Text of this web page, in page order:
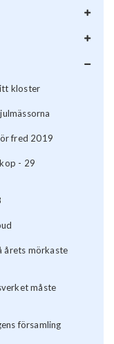
kloster
fred 2019
- 29
årets mörkaste
måste
församling